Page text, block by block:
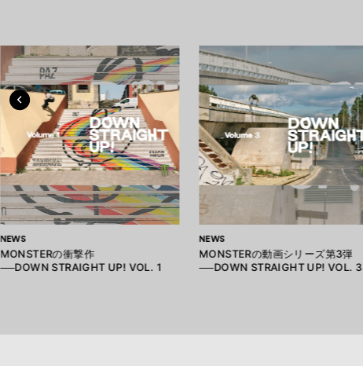
NEWS
MONSTERの衝撃作
──DOWN STRAIGHT UP! VOL. 1
NEWS
MONSTERの動画シリーズ第3弾
──DOWN STRAIGHT UP! VOL. 3